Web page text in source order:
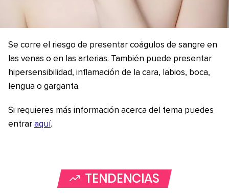
Se corre el riesgo de presentar coágulos de sangre en
las venas o en las arterias. También puede presentar
hipersensibilidad, inflamación de la cara, labios, boca,
lengua o garganta.
Si requieres más información acerca del tema puedes
entrar aquí.
TENDENCIAS